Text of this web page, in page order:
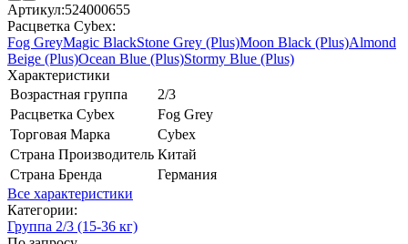
Артикул:524000655
Расцветка Cybex:
Fog GreyMagic BlackStone Grey (Plus)Moon Black (Plus)Almond
Beige (Plus)Ocean Blue (Plus)Stormy Blue (Plus)
Характеристики
Возрастная группа
2/3
Расцветка Cybex
Fog Grey
Торговая Марка
Cybex
Страна Производитель Китай
Страна Бренда
Германия
Все характеристики
Категории:
Группа 2/3 (15-36 кг)